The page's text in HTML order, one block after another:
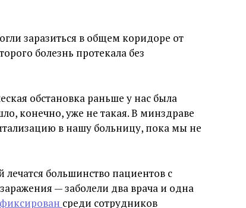
заразиться в общем коридоре от
болезнь протекала без
обстановка раньше у нас была
конечно, уже не такая. В минздраве
в нашу больницу, пока мы не
большинство пациентов с
— заболели два врача и одна
среди сотрудников